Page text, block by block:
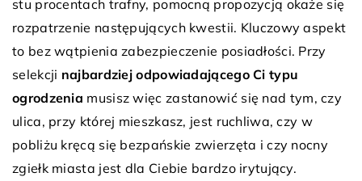
stu procentach trafny, pomocną propozycją okaże się
rozpatrzenie następujących kwestii. Kluczowy aspekt
to bez wątpienia zabezpieczenie posiadłości. Przy
selekcji najbardziej odpowiadającego Ci typu
ogrodzenia musisz więc zastanowić się nad tym, czy
ulica, przy której mieszkasz, jest ruchliwa, czy w
pobliżu kręcą się bezpańskie zwierzęta i czy nocny
zgiełk miasta jest dla Ciebie bardzo irytujący.